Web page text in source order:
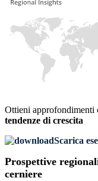
Ottieni approfondimenti
tendenze di crescita
Scarica
Prospettive
cerniere